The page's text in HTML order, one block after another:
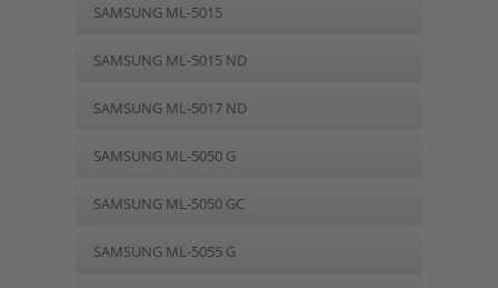
SAMSUNG ML-5015
SAMSUNG ML-5015 ND
SAMSUNG ML-5017 ND
SAMSUNG ML-5050 G
SAMSUNG ML-5050 GC
SAMSUNG ML-5055 G